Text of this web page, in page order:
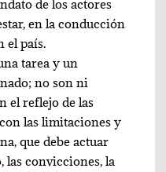
de los actores
en la conducción
el país.
tarea y un
no son ni
el reflejo de las
las limitaciones y
que debe actuar
las convicciones, la